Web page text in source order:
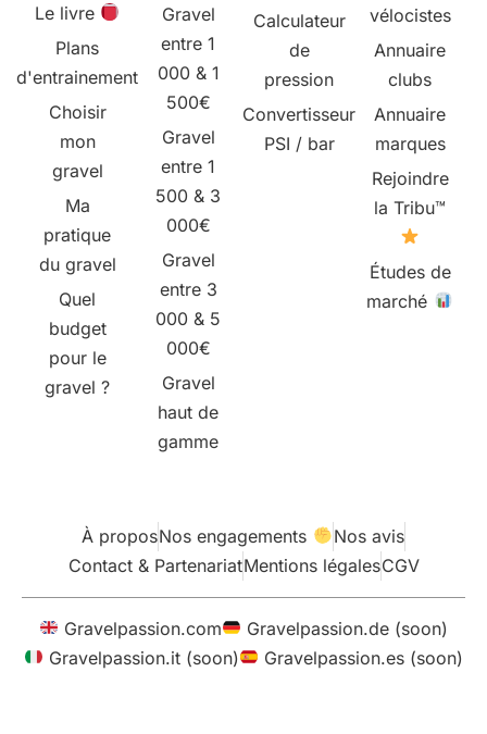
Le livre
Plans
d'entrainement
Choisir
mon
gravel
Ma
pratique
du gravel
Quel
budget
pour le
gravel ?
Gravel
entre 1
000 & 1
500€
Gravel
entre 1
500 & 3
000€
Gravel
entre 3
000 & 5
000€
Gravel
haut de
gamme
Calculateur
de
pression
Convertisseur
PSI / bar
vélocistes
Annuaire
clubs
Annuaire
marques
Rejoindre
la Tribu™
Études de
marché
À proposNos engagements
Nos avis
Contact & PartenariatMentions légalesCGV
Gravelpassion.com
Gravelpassion.de (soon)
Gravelpassion.it (soon)
Gravelpassion.es (soon)